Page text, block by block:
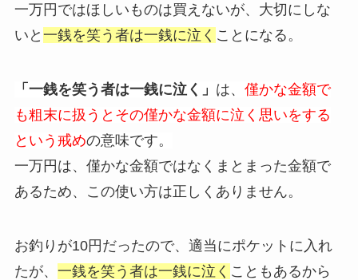
一万円ではほしいものは買えないが、大切にしな
いと 一銭を笑う者は一銭に泣く ことになる。
「一銭を笑う者は一銭に泣く」 は、 僅かな金額で
も粗末に扱うとその僅かな金額に泣く思いをする
という戒めの意味です。
一万円は、僅かな金額ではなくまとまった金額で
あるため、この使い方は正しくありません。
お釣りが10円だったので、適当にポケットに入れ
たが、 一銭を笑う者は一銭に泣く こともあるから